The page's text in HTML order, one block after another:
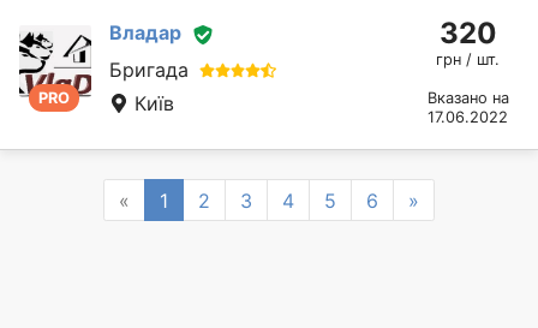
PRO
Владар
Бригада
Київ
320
грн / шт.
Вказано на
17.06.2022
« Previous
1 2 3 4 5 6 »